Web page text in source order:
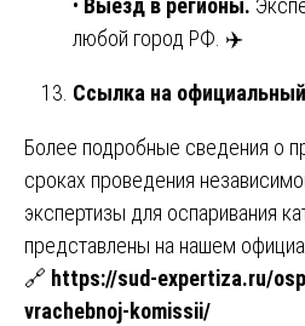
• Выезд в регионы.
любой город РФ. ✈️
Ссылка на
Более подробные сведения о
сроках проведения
экспертизы для оспаривания
представлены на нашем
🔗 https://sud-expertiza.ru/
vrachebnoj-komissii/